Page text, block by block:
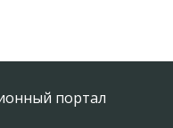
портал